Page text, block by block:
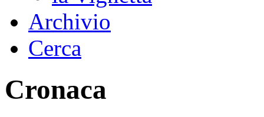
Archivio
Cerca
Cronaca